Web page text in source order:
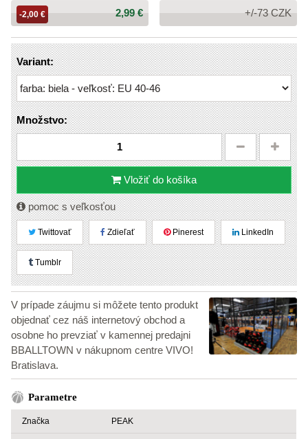
Cena:
2,99 €
-2,00 € +/-73 CZK
Variant:
Množstvo:
Vložiť do košíka
pomoc s veľkosťou
Twittovať Zdieľať Pinerest LinkedIn
Tumblr
V prípade záujmu si môžete tento produkt
objednať cez náš internetový obchod a
osobne ho prevziať v kamennej predajni
BBALLTOWN v nákupnom centre VIVO!
Bratislava.
Parametre
Značka PEAK